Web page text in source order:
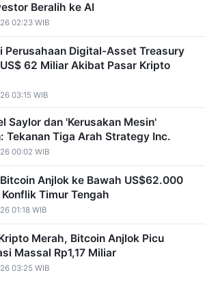
Beralih ke AI
02:23 WIB
Perusahaan Digital-Asset Treasury
62 Miliar Akibat Pasar Kripto
03:15 WIB
Saylor dan 'Kerusakan Mesin'
Tekanan Tiga Arah Strategy Inc.
00:02 WIB
Anjlok ke Bawah US$62.000
Timur Tengah
01:18 WIB
Merah, Bitcoin Anjlok Picu
Massal Rp1,17 Miliar
03:25 WIB